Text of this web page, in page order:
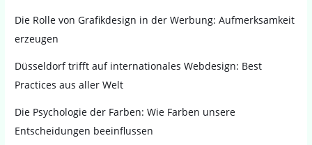
Die Rolle von Grafikdesign in der Werbung: Aufmerksamkeit
erzeugen
Düsseldorf trifft auf internationales Webdesign: Best
Practices aus aller Welt
Die Psychologie der Farben: Wie Farben unsere
Entscheidungen beeinflussen